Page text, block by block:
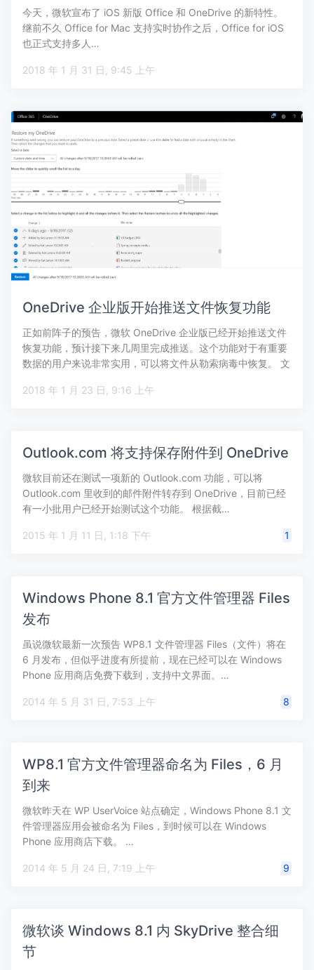
今天，微软宣布了 iOS 新版 Office 和 OneDrive 的新特性。
继前不久 Office for Mac 支持实时协作之后，Office for iOS
也正式支持多人…
2018 年 1 月 31 日, 9:45 上午
OneDrive 企业版开始推送文件恢复功能
正如前阵子的预告，微软 OneDrive 企业版已经开始推送文件
恢复功能，预计接下来几周里完成推送。这个功能对于有重要
数据的用户来说非常实用，可以将文件从勒索病毒中恢复。 文
2018 年 1 月 23 日, 9:16 上午
Outlook.com 将支持保存附件到 OneDrive
微软目前还在测试一项新的 Outlook.com 功能，可以将
Outlook.com 里收到的邮件附件转存到 OneDrive，目前已经
有一小批用户已经开始测试这个功能。 根据截…
2015 年 1 月 11 日, 1:18 下午 1
Windows Phone 8.1 官方文件管理器 Files
发布
虽说微软最新一次预告 WP8.1 文件管理器 Files（文件）将在
6 月发布，但似乎进度有所提前，现在已经可以在 Windows
Phone 应用商店免费下载到，支持中文界面。…
2014 年 5 月 31 日, 7:53 上午 8
WP8.1 官方文件管理器命名为 Files，6 月
到来
微软昨天在 WP UserVoice 站点确定，Windows Phone 8.1 文
件管理器应用会被命名为 Files，到时候可以在 Windows
Phone 应用商店下载。 …
2014 年 5 月 24 日, 7:19 上午 9
微软谈 Windows 8.1 内 SkyDrive 整合细
节